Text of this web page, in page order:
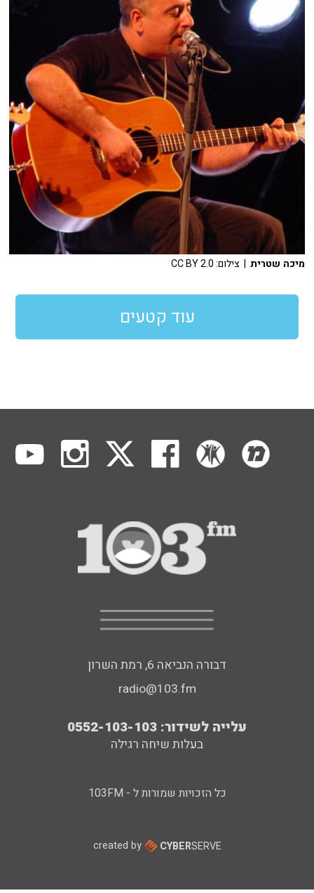
מיכה שטרית | צילום: CC BY 2.0
עוד קטעים
דבורה הנביאה 6, רמת השרון
radio@103.fm
עלייה לשידור: 0552-103-103
בעלות שיחה רגילה
כל הזכויות שמורות ל - 103FM
created by CYBERSERVE